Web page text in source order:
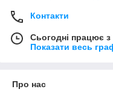
Контакти
Сьогодні працює
Показати весь
Про нас